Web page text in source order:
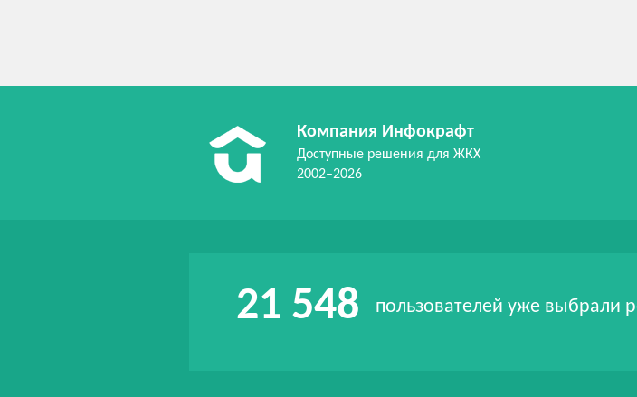
Компания Инфокрафт
Доступные решения для ЖКХ
2002–2026
21 548 пользователей уже выбрали